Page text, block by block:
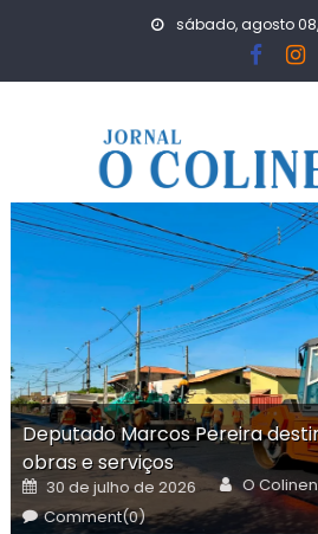
sábado, agosto
Deputado Marcos Pereira
obras e serviços
Posted
on
30 de julho de 2026 Author
O
Comment(0)